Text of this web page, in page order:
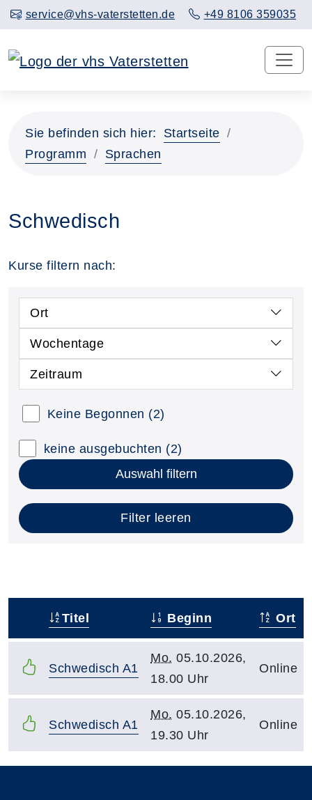
service@vhs-vaterstetten.de +49 8106 359035
Sie befinden sich hier:
Startseite
Programm
Sprachen
Schwedisch
Kurse filtern nach:
Ort
Wochentage
Zeitraum
Keine Begonnen (2)
keine ausgebuchten (2)
Auswahl filtern
Filter leeren
Titel Beginn Ort
Schwedisch A1
Mo. 05.10.2026,
18.00 Uhr
Online
Schwedisch A1
Mo. 05.10.2026,
19.30 Uhr
Online